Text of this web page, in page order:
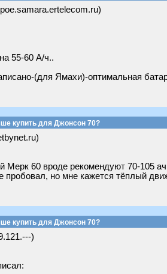
55-60 А/ч..
(для Ямахи)-оптимальная
купить для Джонсон 70?
Мерк 60 вроде рекомендуют 70-105
пробовал, но мне кажется тёплый
купить для Джонсон 70?
)